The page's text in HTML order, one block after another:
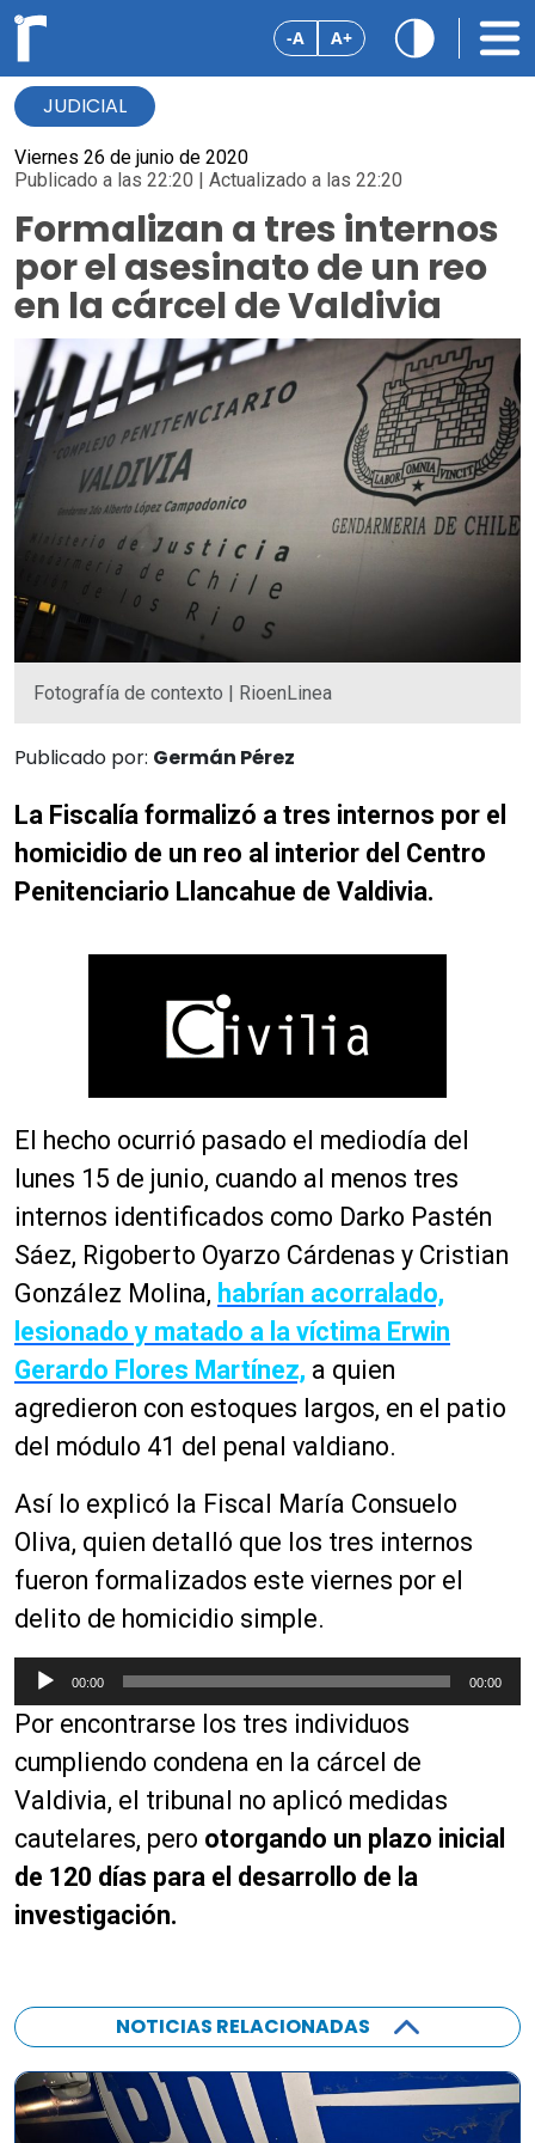
-A A+
JUDICIAL
Viernes 26 de junio de 2020
Publicado a las 22:20 | Actualizado a las 22:20
Formalizan a tres internos
por el asesinato de un reo
en la cárcel de Valdivia
Fotografía de contexto | RioenLinea
Publicado por: Germán Pérez
La Fiscalía formalizó a tres internos por el
homicidio de un reo al interior del Centro
Penitenciario Llancahue de Valdivia.
El hecho ocurrió pasado el mediodía del
lunes 15 de junio, cuando al menos tres
internos identificados como Darko Pastén
Sáez, Rigoberto Oyarzo Cárdenas y Cristian
González Molina, habrían acorralado,
lesionado y matado a la víctima Erwin
Gerardo Flores Martínez, a quien
agredieron con estoques largos, en el patio
del módulo 41 del penal valdiano.
Así lo explicó la Fiscal María Consuelo
Oliva, quien detalló que los tres internos
fueron formalizados este viernes por el
delito de homicidio simple.
e
p
r
o
d
u
c
t
o
e
a
u
d
i
00:00 00:00
Por encontrarse los tres individuos
cumpliendo condena en la cárcel de
Valdivia, el tribunal no aplicó medidas
cautelares, pero otorgando un plazo inicial
de 120 días para el desarrollo de la
investigación.
NOTICIAS RELACIONADAS